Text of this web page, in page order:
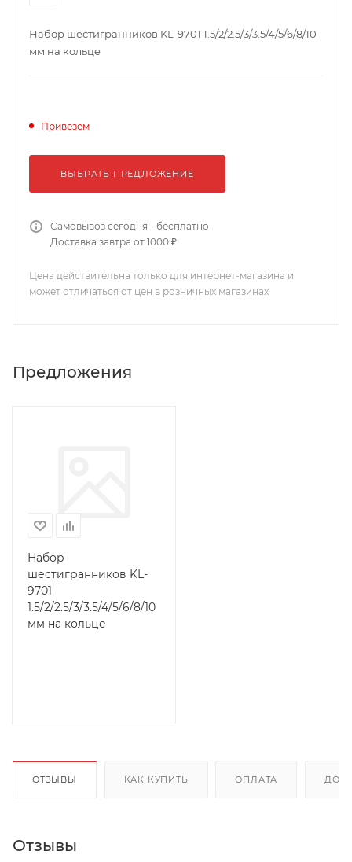
Набор шестигранников KL-9701 1.5/2/2.5/3/3.5/4/5/6/8/10
мм на кольце
Привезем
ВЫБРАТЬ ПРЕДЛОЖЕНИЕ
Самовывоз сегодня - бесплатно
Доставка завтра от 1000 ₽
Цена действительна только для интернет-магазина и
может отличаться от цен в розничных магазинах
Предложения
Набор
шестигранников KL-
9701
1.5/2/2.5/3/3.5/4/5/6/8/10
мм на кольце
ОТЗЫВЫ КАК КУПИТЬ ОПЛАТА
Отзывы